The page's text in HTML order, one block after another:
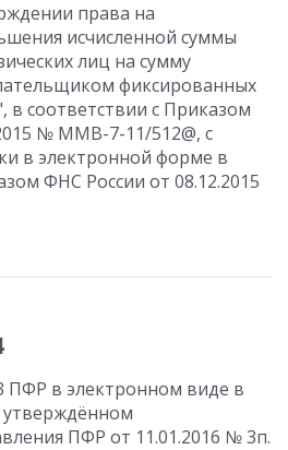
права на
исчисленной суммы
лиц на сумму
фиксированных
в соответствии с Приказом
№ ММВ-7-11/512@, с
в электронной форме в
ФНС России от 08.12.2015
ПФР в электронном виде в
утверждённом
ПФР от 11.01.2016 № 3п.